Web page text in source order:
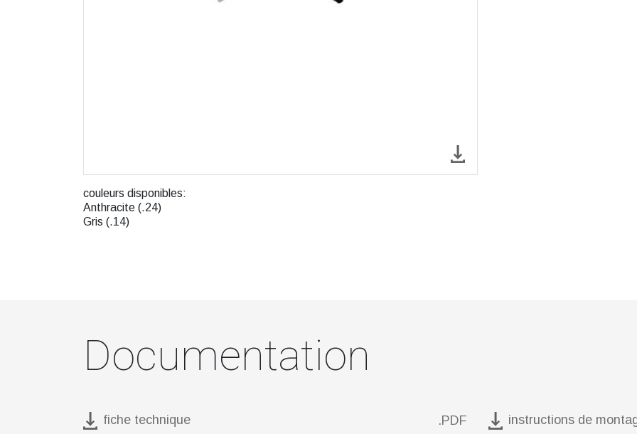
couleurs disponibles:
Anthracite (.24)
Gris (.14)
Documentation
fiche technique .PDF instructions de